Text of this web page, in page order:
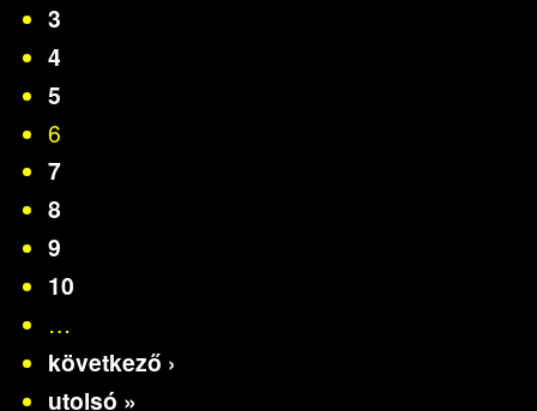
3
4
5
6
7
8
9
10
…
következő ›
utolsó »